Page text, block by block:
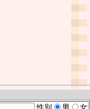
性別 男 女